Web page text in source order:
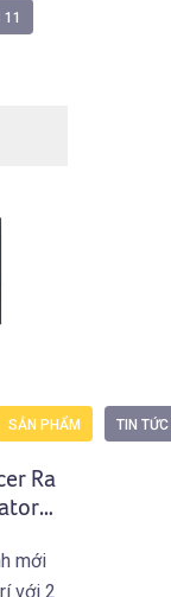
SẢN PHẨM TIN TỨC
Ra
mới
với 2